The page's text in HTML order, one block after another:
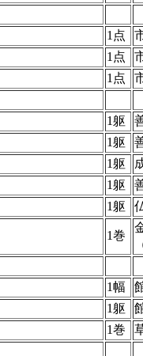
1点
1点
1点
1躯
1躯
1躯
1躯
1躯
1巻
1幅
1躯
1巻